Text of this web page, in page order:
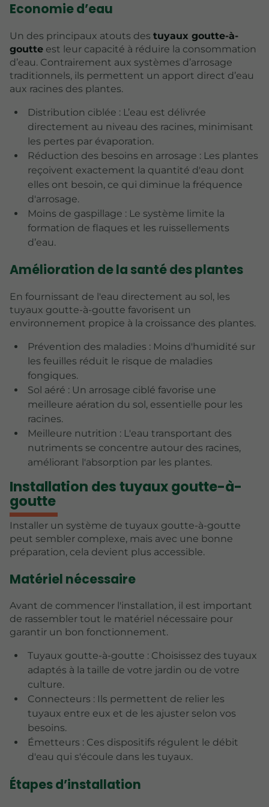
Economie d’eau
Un des principaux atouts des tuyaux goutte-à-
goutte est leur capacité à réduire la consommation
d’eau. Contrairement aux systèmes d’arrosage
traditionnels, ils permettent un apport direct d’eau
aux racines des plantes.
Distribution ciblée : L’eau est délivrée
directement au niveau des racines, minimisant
les pertes par évaporation.
Réduction des besoins en arrosage : Les plantes
reçoivent exactement la quantité d'eau dont
elles ont besoin, ce qui diminue la fréquence
d'arrosage.
Moins de gaspillage : Le système limite la
formation de flaques et les ruissellements
d’eau.
Amélioration de la santé des plantes
En fournissant de l'eau directement au sol, les
tuyaux goutte-à-goutte favorisent un
environnement propice à la croissance des plantes.
Prévention des maladies : Moins d'humidité sur
les feuilles réduit le risque de maladies
fongiques.
Sol aéré : Un arrosage ciblé favorise une
meilleure aération du sol, essentielle pour les
racines.
Meilleure nutrition : L'eau transportant des
nutriments se concentre autour des racines,
améliorant l'absorption par les plantes.
Installation des tuyaux goutte-à-
goutte
Installer un système de tuyaux goutte-à-goutte
peut sembler complexe, mais avec une bonne
préparation, cela devient plus accessible.
Matériel nécessaire
Avant de commencer l'installation, il est important
de rassembler tout le matériel nécessaire pour
garantir un bon fonctionnement.
Tuyaux goutte-à-goutte : Choisissez des tuyaux
adaptés à la taille de votre jardin ou de votre
culture.
Connecteurs : Ils permettent de relier les
tuyaux entre eux et de les ajuster selon vos
besoins.
Émetteurs : Ces dispositifs régulent le débit
d'eau qui s'écoule dans les tuyaux.
Étapes d’installation